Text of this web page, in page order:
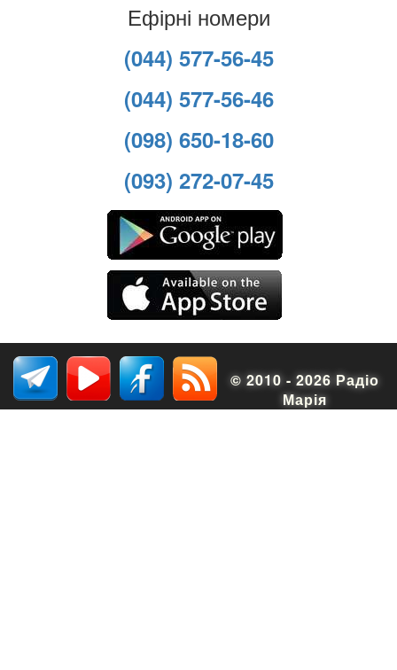
Ефірні номери
(044) 577-56-45
(044) 577-56-46
(098) 650-18-60
(093) 272-07-45
© 2010 - 2026 Радіо
Марія